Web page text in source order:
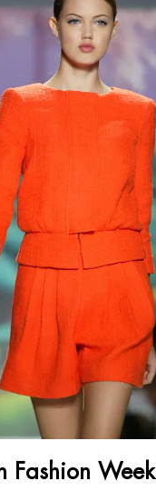
Fashion Week